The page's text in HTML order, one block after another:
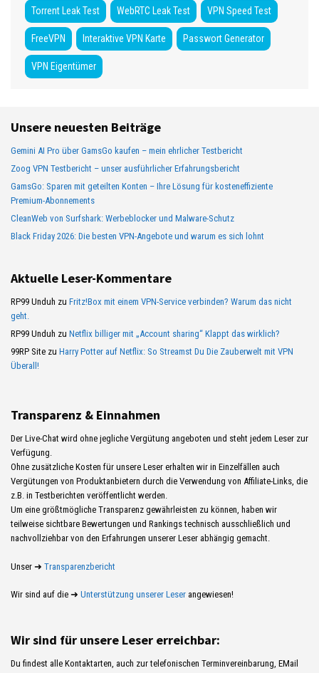
Torrent Leak Test WebRTC Leak Test VPN Speed Test
FreeVPN Interaktive VPN Karte Passwort Generator
VPN Eigentümer
Unsere neuesten Beiträge
Gemini AI Pro über GamsGo kaufen – mein ehrlicher Testbericht
Zoog VPN Testbericht – unser ausführlicher Erfahrungsbericht
GamsGo: Sparen mit geteilten Konten – Ihre Lösung für kosteneffiziente
Premium-Abonnements
CleanWeb von Surfshark: Werbeblocker und Malware-Schutz
Black Friday 2026: Die besten VPN-Angebote und warum es sich lohnt
Aktuelle Leser-Kommentare
RP99 Unduh zu Fritz!Box mit einem VPN-Service verbinden? Warum das nicht
geht.
RP99 Unduh zu Netflix billiger mit „Account sharing“ Klappt das wirklich?
99RP Site zu Harry Potter auf Netflix: So Streamst Du Die Zauberwelt mit VPN
Überall!
Transparenz & Einnahmen
Der Live-Chat wird ohne jegliche Vergütung angeboten und steht jedem Leser zur
Verfügung.
Ohne zusätzliche Kosten für unsere Leser erhalten wir in Einzelfällen auch
Vergütungen von Produktanbietern durch die Verwendung von Affiliate-Links, die
z.B. in Testberichten veröffentlicht werden.
Um eine größtmögliche Transparenz gewährleisten zu können, haben wir
teilweise sichtbare Bewertungen und Rankings technisch ausschließlich und
nachvollziehbar von den Erfahrungen unserer Leser abhängig gemacht.
Unser ➜ Transparenzbericht
Wir sind auf die ➜ Unterstützung unserer Leser angewiesen!
Wir sind für unsere Leser erreichbar:
Du findest alle Kontaktarten, auch zur telefonischen Terminvereinbarung, EMail